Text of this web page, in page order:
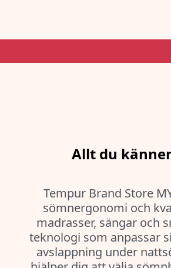
Allt du
Tempur Brand Store
sömnergonomi och
madrasser, sängar och
teknologi som anpassar
avslappning under